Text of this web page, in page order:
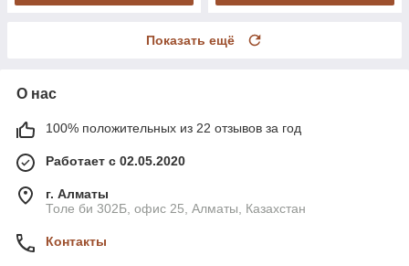
Показать ещё
О нас
100% положительных из 22 отзывов за год
Работает с 02.05.2020
г. Алматы
Толе би 302Б, офис 25, Алматы, Казахстан
Контакты